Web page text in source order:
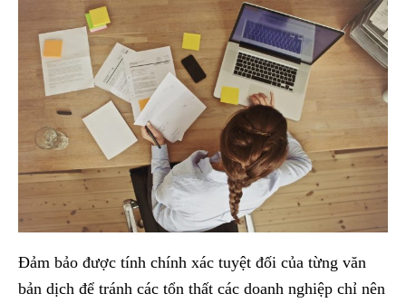
Đảm bảo được tính chính xác tuyệt đối của từng văn
bản dịch để tránh các tổn thất các doanh nghiệp chỉ nên